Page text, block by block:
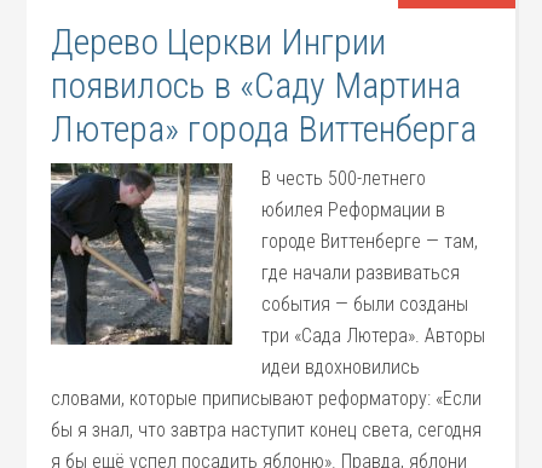
Дерево Церкви Ингрии
появилось в «Саду Мартина
Лютера» города Виттенберга
В честь 500-летнего
юбилея Реформации в
городе Виттенберге — там,
где начали развиваться
события — были созданы
три «Сада Лютера». Авторы
идеи вдохновились
словами, которые приписывают реформатору: «Если
бы я знал, что завтра наступит конец света, сегодня
я бы ещё успел посадить яблоню». Правда, яблони